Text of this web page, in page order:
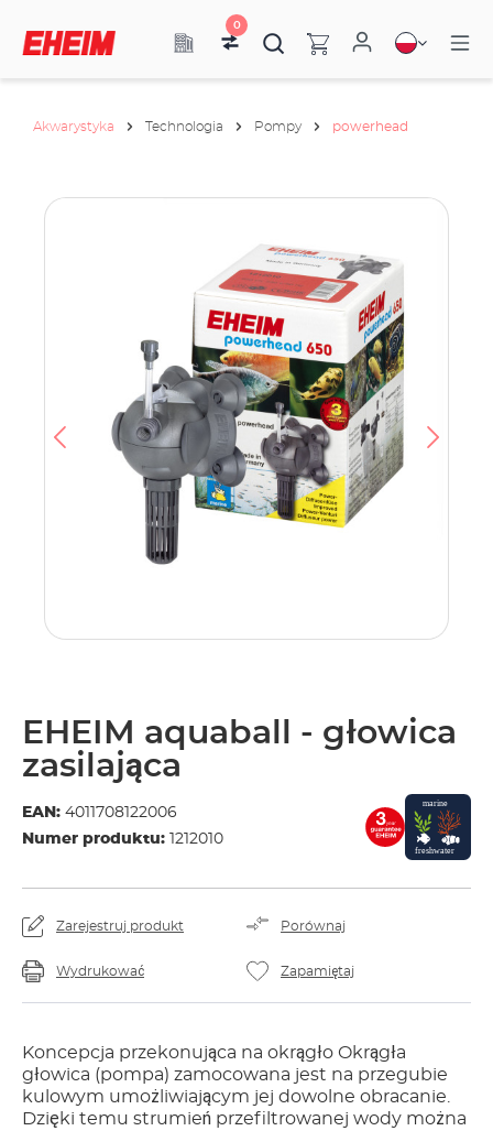
0
Akwarystyka Technologia Pompy powerhead
EHEIM aquaball - głowica
zasilająca
EAN: 4011708122006
Numer produktu:
1212010
Zarejestruj produkt Porównaj
Wydrukować Zapamiętaj
Koncepcja przekonująca na okrągło Okrągła
głowica (pompa) zamocowana jest na przegubie
kulowym umożliwiającym jej dowolne obracanie.
Dzięki temu strumień przefiltrowanej wody można